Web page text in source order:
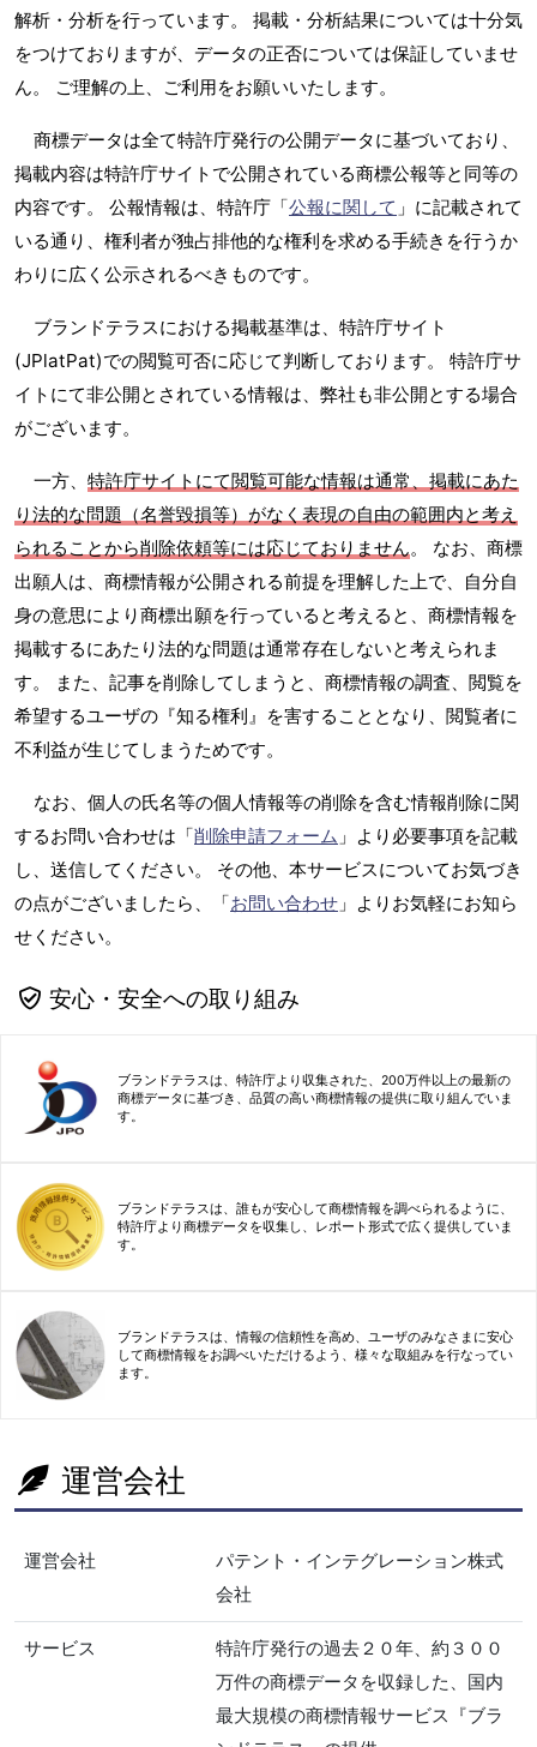
解析・分析を行っています。 掲載・分析結果については十分気
をつけておりますが、データの正否については保証していませ
ん。 ご理解の上、ご利用をお願いいたします。
商標データは全て特許庁発行の公開データに基づいており、
掲載内容は特許庁サイトで公開されている商標公報等と同等の
内容です。 公報情報は、特許庁「公報に関して 」に記載されて
いる通り、権利者が独占排他的な権利を求める手続きを行うか
わりに広く公示されるべきものです。
ブランドテラスにおける掲載基準は、特許庁サイト
(JPlatPat)での閲覧可否に応じて判断しております。 特許庁サ
イトにて非公開とされている情報は、弊社も非公開とする場合
がございます。
一方、 特許庁サイトにて閲覧可能な情報は通常、掲載にあた
り法的な問題（名誉毀損等）がなく表現の自由の範囲内と考え
られることから削除依頼等には応じておりません。 なお、商標
出願人は、商標情報が公開される前提を理解した上で、自分自
身の意思により商標出願を行っていると考えると、商標情報を
掲載するにあたり法的な問題は通常存在しないと考えられま
す。 また、記事を削除してしまうと、商標情報の調査、閲覧を
希望するユーザの『知る権利』を害することとなり、閲覧者に
不利益が生じてしまうためです。
なお、個人の氏名等の個人情報等の削除を含む情報削除に関
するお問い合わせは「削除申請フォーム 」より必要事項を記載
し、送信してください。 その他、本サービスについてお気づき
の点がございましたら、「お問い合わせ 」よりお気軽にお知ら
せください。
安心・安全への取り組み
ブランドテラスは、特許庁より収集された、200万件以上の最新の
商標データに基づき、品質の高い商標情報の提供に取り組んでいま
す。
ブランドテラスは、誰もが安心して商標情報を調べられるように、
特許庁より商標データを収集し、レポート形式で広く提供していま
す。
ブランドテラスは、情報の信頼性を高め、ユーザのみなさまに安心
して商標情報をお調べいただけるよう、様々な取組みを行なってい
ます。
運営会社
運営会社
パテント・インテグレーション株式
会社
サービス
特許庁発行の過去２０年、約３００
万件の商標データを収録した、国内
最大規模の商標情報サービス『ブラ